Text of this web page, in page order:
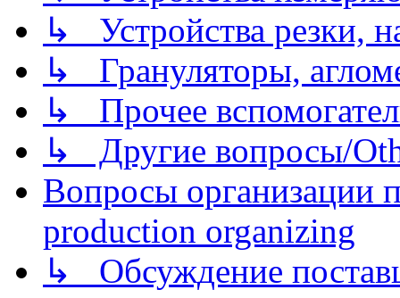
↳ Устройства резки,
↳ Грануляторы,
↳ Прочее
↳ Другие вопросы/
Вопросы организации
production organizing
↳ Обсуждение